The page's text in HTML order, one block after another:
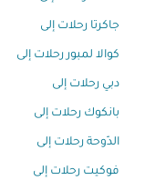
جاكرتا رحلات إلى
كوالا لمبور رحلات إلى
دبي رحلات إلى
بانكوك رحلات إلى
الدّوحة رحلات إلى
فوكيت رحلات إلى